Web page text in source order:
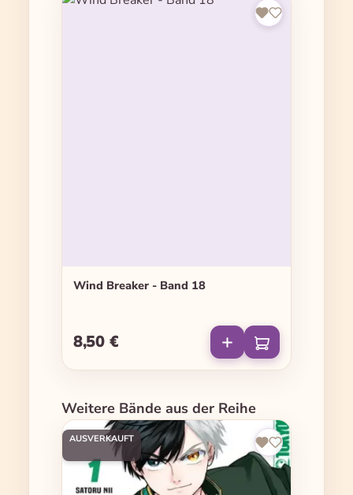
Wind Breaker - Band 18
Regulärer Preis:
8,50 €
Produktgalerie überspringen
Weitere Bände aus der Reihe
AUSVERKAUFT